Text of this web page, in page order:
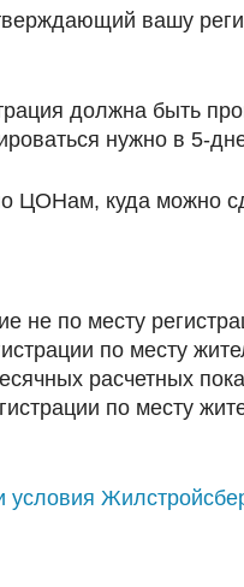
вашу
должна быть
нужно в 5-
ЦОНам, куда можно
не по месту
по месту
расчетных
по месту
условия